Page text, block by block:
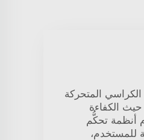
المتحركة
حيث الكفاءة
أنظمة تحكُّم
للمستخدم،